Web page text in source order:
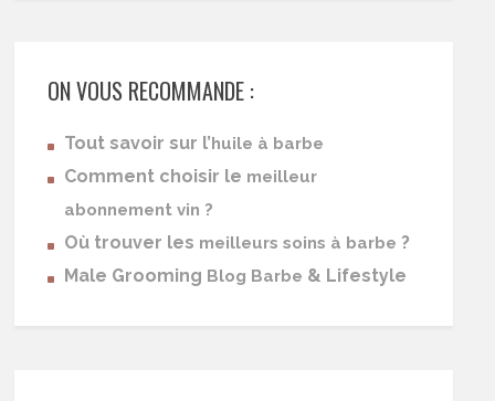
ON VOUS RECOMMANDE :
Tout savoir sur l’ huile à barbe
Comment choisir le meilleur
abonnement vin ?
Où trouver les meilleurs soins à barbe ?
Male Grooming Blog Barbe & Lifestyle